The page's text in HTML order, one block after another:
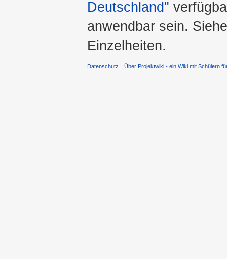
Deutschland"
anwendbar sein.
Einzelheiten.
Datenschutz Über Projektwiki - ein Wiki mit Schülern